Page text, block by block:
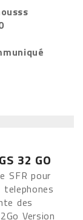
32 GO
SFR pour
des
Version